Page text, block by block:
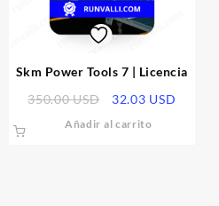
Skm Power Tools 7 | Licencia
350.00USD
El
precio
32.03 USD
Añadir al carrito